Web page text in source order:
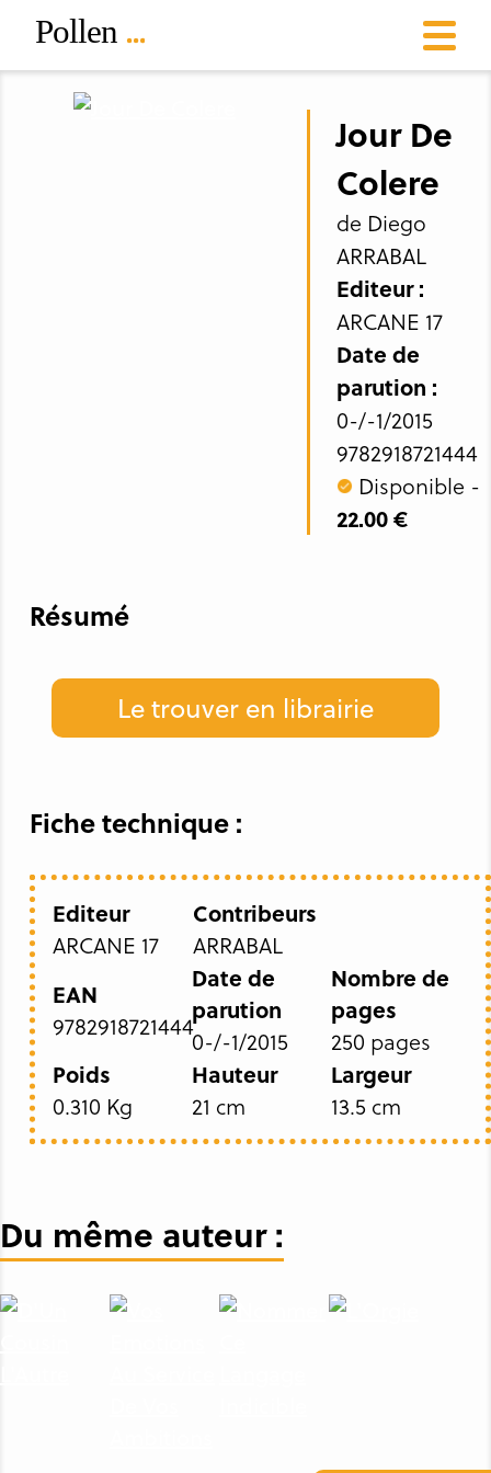
Jour De
Colere
de Diego
ARRABAL
Editeur :
ARCANE 17
Date de
parution :
0-/-1/2015
9782918721444
Disponible -
22.00 €
Résumé
Le trouver en librairie
Fiche technique :
Editeur
ARCANE 17
Contribeurs
ARRABAL
EAN
9782918721444
Date de
parution
0-/-1/2015
Nombre de
pages
250 pages
Poids
0.310 Kg
Hauteur
21 cm
Largeur
13.5 cm
Du même auteur :